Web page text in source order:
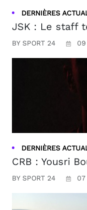
DERNIÈRES
JSK : Le staff
BY SPORT 24
DERNIÈRES
CRB : Yousri
BY SPORT 24